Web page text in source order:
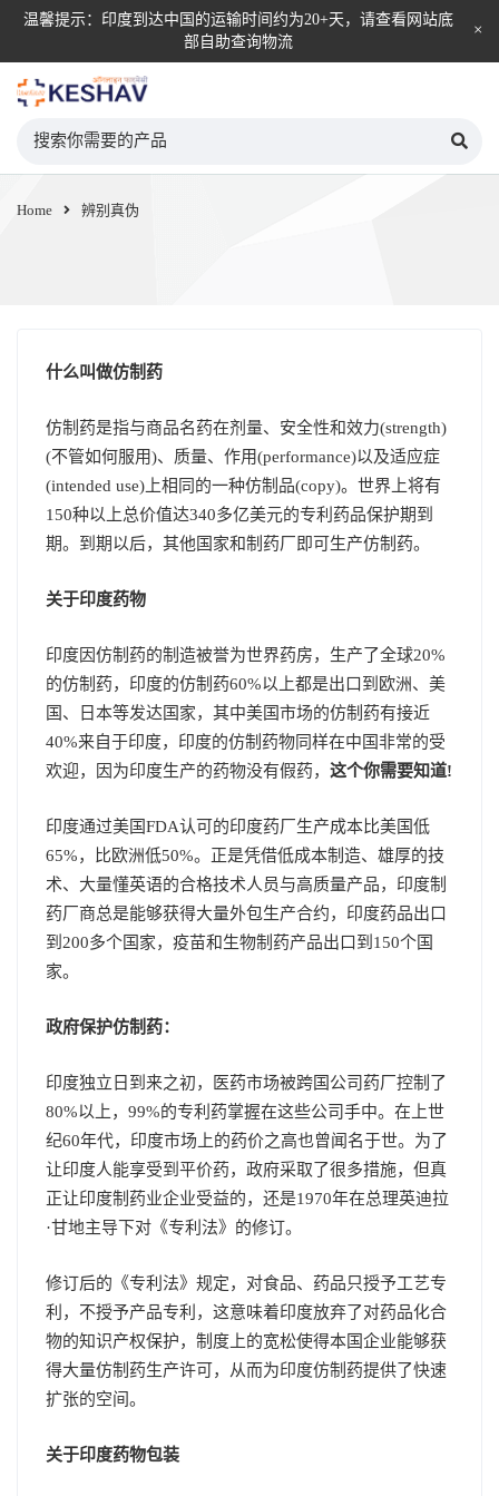
温馨提示：印度到达中国的运输时间约为20+天，请查看网站底
部自助查询物流
Home 辨别真伪
什么叫做仿制药
仿制药是指与商品名药在剂量、安全性和效力(strength)
(不管如何服用)、质量、作用(performance)以及适应症
(intended use)上相同的一种仿制品(copy)。世界上将有
150种以上总价值达340多亿美元的专利药品保护期到
期。到期以后，其他国家和制药厂即可生产仿制药。
关于印度药物
印度因仿制药的制造被誉为世界药房，生产了全球20%
的仿制药，印度的仿制药60%以上都是出口到欧洲、美
国、日本等发达国家，其中美国市场的仿制药有接近
40%来自于印度，印度的仿制药物同样在中国非常的受
欢迎，因为印度生产的药物没有假药， 这个你需要知道!
印度通过美国FDA认可的印度药厂生产成本比美国低
65%，比欧洲低50%。正是凭借低成本制造、雄厚的技
术、大量懂英语的合格技术人员与高质量产品，印度制
药厂商总是能够获得大量外包生产合约，印度药品出口
到200多个国家，疫苗和生物制药产品出口到150个国
家。
政府保护仿制药：
印度独立日到来之初，医药市场被跨国公司药厂控制了
80%以上，99%的专利药掌握在这些公司手中。在上世
纪60年代，印度市场上的药价之高也曾闻名于世。为了
让印度人能享受到平价药，政府采取了很多措施，但真
正让印度制药业企业受益的，还是1970年在总理英迪拉
·甘地主导下对《专利法》的修订。
修订后的《专利法》规定，对食品、药品只授予工艺专
利，不授予产品专利，这意味着印度放弃了对药品化合
物的知识产权保护，制度上的宽松使得本国企业能够获
得大量仿制药生产许可，从而为印度仿制药提供了快速
扩张的空间。
关于印度药物包装